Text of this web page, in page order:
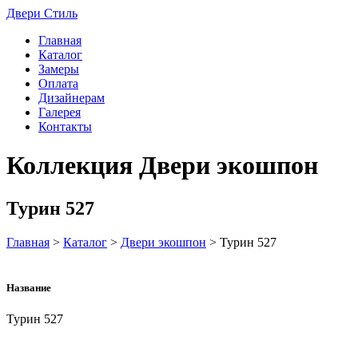
Двери Стиль
Главная
Каталог
Замеры
Оплата
Дизайнерам
Галерея
Контакты
Коллекция Двери экошпон
Турин 527
Главная > Каталог > Двери экошпон > Турин 527
Название
Турин 527